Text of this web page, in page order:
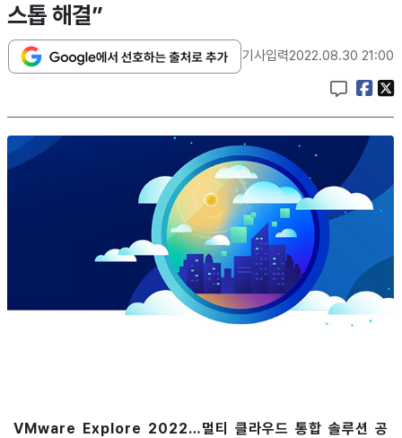
스톱 해결”
기사입력2022.08.30 21:00
VMware Explore 2022…멀티 클라우드 통합 솔루션 공